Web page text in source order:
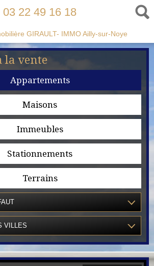
03 22 49 16 18
la vente
Appartements
Maisons
Immeubles
Stationnements
Terrains
VILLES